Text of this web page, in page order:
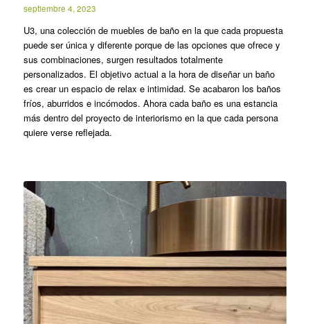
septiembre 4, 2023
U3, una colección de muebles de baño en la que cada propuesta
puede ser única y diferente porque de las opciones que ofrece y
sus combinaciones, surgen resultados totalmente
personalizados. El objetivo actual a la hora de diseñar un baño
es crear un espacio de relax e intimidad. Se acabaron los baños
fríos, aburridos e incómodos. Ahora cada baño es una estancia
más dentro del proyecto de interiorismo en la que cada persona
quiere verse reflejada.